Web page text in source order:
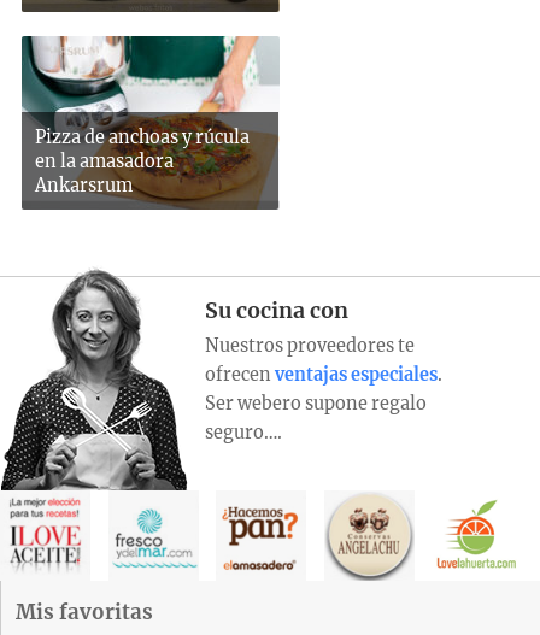
Pizza de anchoas y rúcula
en la amasadora
Ankarsrum
Su cocina con
Nuestros proveedores te
ofrecen ventajas especiales.
Ser webero supone regalo
seguro….
Mis favoritas